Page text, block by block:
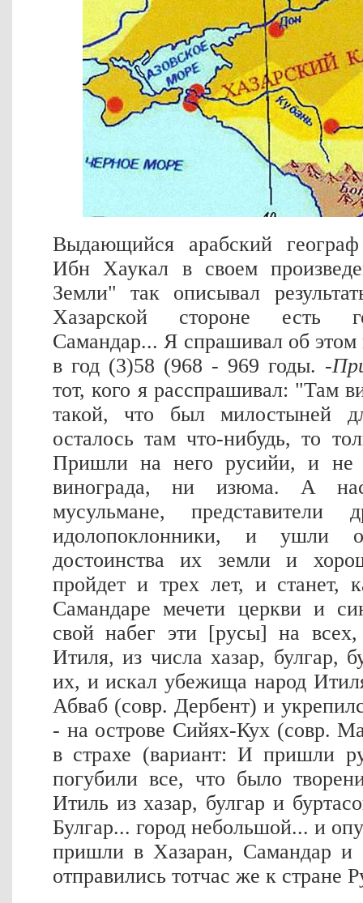
Выдающийся арабский
Ибн Хаукал в своем
Земли" так описывал
Хазарской стороне есть
Самандар... Я спрашивал об
в год (3)58 (968 - 969 годы. -
тот, кого я расспрашивал: "Там
такой, что был милостыней
осталось там что-нибудь, то
Пришли на него русийи, и не
винограда, ни изюма. А
мусульмане,
идолопоклонники, и ушли
достоинства их земли и
пройдет и трех лет, и
Самандаре мечети церкви и
свой набег эти [русы] на
Итиля, из числа хазар, булгар,
их, и искал убежища народ
Абваб (совр. Дербент) и
- на острове Сийях-Кух (совр.
в страхе (вариант: И пришли
погубили все, что было
Итиль из хазар, булгар и
Булгар... город небольшой... и
пришли в Хазаран, Самандар
отправились тотчас же к стране